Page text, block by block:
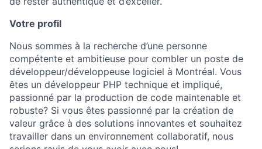
Votre profil
Nous sommes à la recherche d’une personne
compétente et ambitieuse pour combler un poste de
développeur/développeuse logiciel à Montréal. Vous
êtes un développeur PHP technique et impliqué,
passionné par la production de code maintenable et
robuste? Si vous êtes passionné par la création de
valeur grâce à des solutions innovantes et souhaitez
travailler dans un environnement collaboratif, nous